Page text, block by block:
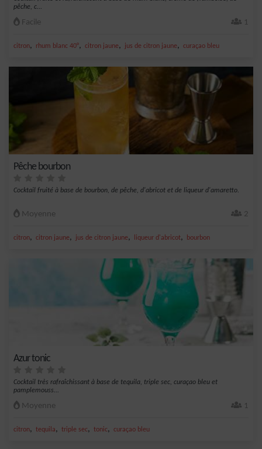
pêche, c...
Facile 1
citron, rhum blanc 40°, citron jaune, jus de citron jaune, curaçao bleu
Pêche bourbon
Cocktail fruité à base de bourbon, de pêche, d'abricot et de liqueur d'amaretto.
Moyenne 2
citron, citron jaune, jus de citron jaune, liqueur d'abricot, bourbon
Azur tonic
Cocktail très rafraîchissant à base de tequila, triple sec, curaçao bleu et
pamplemouss...
Moyenne 1
citron, tequila, triple sec, tonic, curaçao bleu